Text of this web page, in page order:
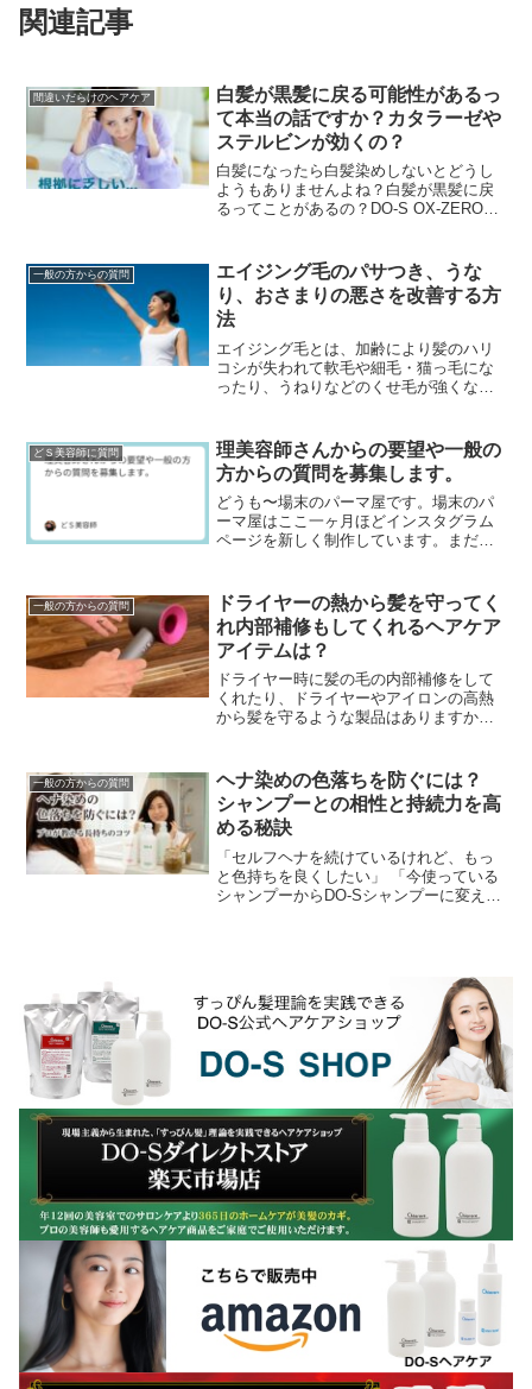
関連記事
間違いだらけのヘアケア
白髪が黒髪に戻る可能性があるっ
て本当の話ですか？カタラーゼや
ステルビンが効くの？
白髪になったら白髪染めしないとどうし
ようもありませんよね？白髪が黒髪に戻
るってことがあるの？DO-S OX-ZEROっ
は『スレル...
一般の方からの質問
エイジング毛のパサつき、うな
り、おさまりの悪さを改善する方
法
エイジング毛とは、加齢により髪のハリ
コシが失われて軟毛や細毛・猫っ毛にな
ったり、うねりなどのくせ毛が強くなっ
ることです。エイジン...
どＳ美容師に質問
理美容師さんからの要望や一般の
方からの質問を募集します。
どうも〜場末のパーマ屋です。場末のパ
ーマ屋はここ一ヶ月ほどインスタグラム
ページを新しく制作しています。まだま
日記のインスタグラ...
一般の方からの質問
ドライヤーの熱から髪を守ってく
れ内部補修もしてくれるヘアケア
アイテムは？
ドライヤー時に髪の毛の内部補修をして
くれたり、ドライヤーやアイロンの高熱
から髪を守るような製品はありますか？
なんかで髪の毛のケラ...
一般の方からの質問
ヘナ染めの色落ちを防ぐには？
シャンプーとの相性と持続力を高
める秘訣
「セルフヘナを続けているけれど、もっ
と色持ちを良くしたい」 「今使っている
シャンプーからDO-Sシャンプーに変えた